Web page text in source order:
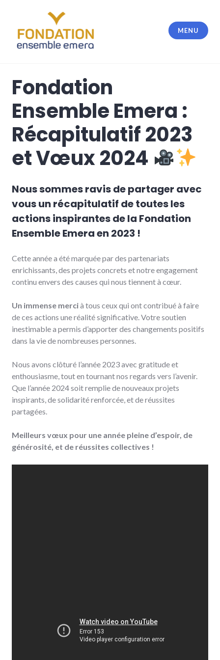
contenu
principal
MENU
Fondation
Ensemble Emera :
Récapitulatif 2023
et Vœux 2024
Nous sommes ravis de partager avec
vous un récapitulatif de toutes les
actions inspirantes de la Fondation
Ensemble Emera en 2023 !
Cette année a été marquée par des partenariats
enrichissants, des projets concrets et notre engagement
continu envers des causes qui nous tiennent à cœur.
Un immense mercià tous ceux qui ont contribué à faire
de ces actions une réalité significative. Votre soutien
inestimable a permis d’apporter des changements positifs
dans la vie de nombreuses personnes.
Nous avons clôturé l’année 2023 avec gratitude et
enthousiasme, tout en tournant nos regards vers l’avenir.
Que l’année 2024 soit remplie de nouveaux projets
inspirants, de solidarité renforcée, et de réussites
partagées.
Meilleurs vœux pour une année pleine d’espoir, de
générosité, et de réussites collectives !